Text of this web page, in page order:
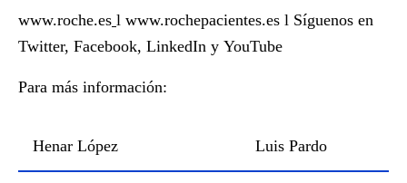
www.roche.es l www.rochepacientes.es l Síguenos en
Twitter, Facebook, LinkedIn y YouTube
Para más información:
Henar López Luis Pardo